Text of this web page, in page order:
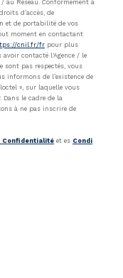
au Réseau. Conformément à
d’accès, de
et de portabilité de vos
moment en contactant
cnil.fr/fr pour plus
contacté l'Agence / le
sont pas respectés, vous
informons de l’existence de
», sur laquelle vous
. Dans le cadre de la
à ne pas inscrire de
Confidentialité et es Condi